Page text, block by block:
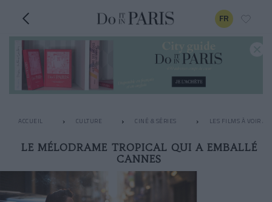
FR
ACCUEIL CULTURE CINÉ & SÉRIES LES FILMS À VOIR
LE MÉLODRAME TROPICAL QUI A EMBALLÉ
CANNES